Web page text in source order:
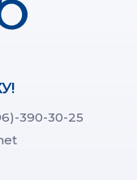
390-30-25